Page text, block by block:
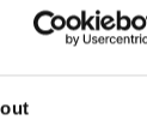
på deres
den
får